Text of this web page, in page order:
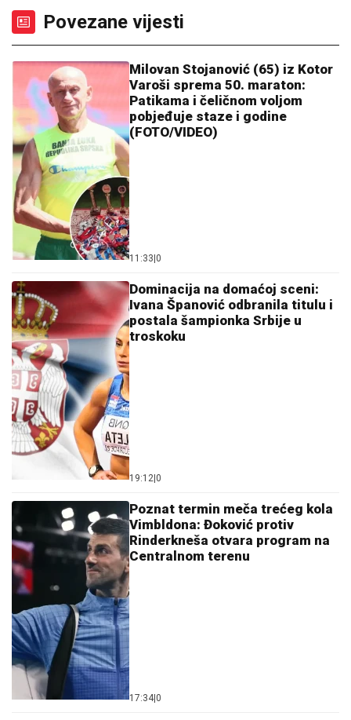
Povezane vijesti
Milovan Stojanović (65) iz Kotor
Varoši sprema 50. maraton:
Patikama i čeličnom voljom
pobjeđuje staze i godine
(FOTO/VIDEO)
11:33 0
Dominacija na domaćoj sceni:
Ivana Španović odbranila titulu i
postala šampionka Srbije u
troskoku
19:12 0
Poznat termin meča trećeg kola
Vimbldona: Đoković protiv
Rinderkneša otvara program na
Centralnom terenu
17:34 0